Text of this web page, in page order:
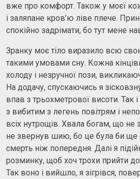
вже про комфорт. Також у моєї
і заляпане кров’ю ліве плече.
спокійно задрімати, бо тут мене
Зранку моє тіло виразило всю
такими умовами сну. Кожна
холоду і незручної пози,
На додачу, спускаючись я
впав з трьохметрової висоти. Так
з вибитим з легень повітрям і
всіх нутрощів. Хвала богам, що не
не звернув шию, бо це була би ще
смерть ніж попередня. Далі я
розминку, щоб хоч трохи прийти
Так воно і вийшло, я зігрівся,